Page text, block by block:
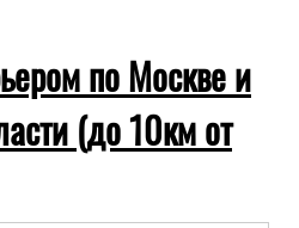
по Москве и
(до 10км от